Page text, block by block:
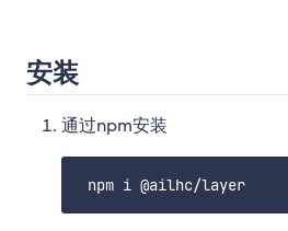
安装
通过npm安装